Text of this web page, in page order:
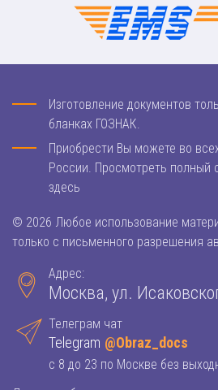
Изготовление документов
бланках ГОЗНАК.
Приобрести Вы можете во
России. Просмотреть полный
здесь
© 2026 Любое использование
только с письменного разрешения
Адрес:
Москва, ул.
Телеграм чат
Telegram @Obraz_docs
с 8 до 23 по Москве без